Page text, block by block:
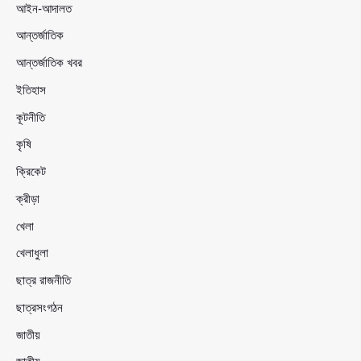
আইন-আদালত
আন্তর্জাতিক
আন্তর্জাতিক খবর
ইতিহাস
কূটনীতি
কৃষি
ক্রিকেট
ক্রীড়া
খেলা
খেলাধুলা
ছাত্র রাজনীতি
ছাত্রসংগঠন
জাতীয়